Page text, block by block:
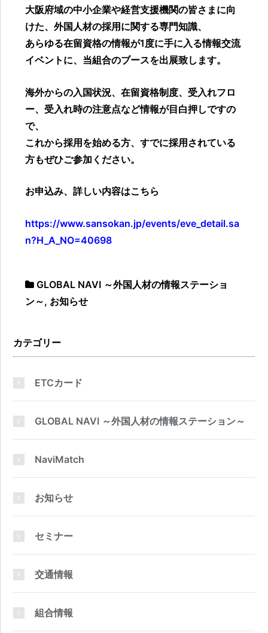
大阪府域の中小企業や経営支援機関の皆さまに向
けた、外国人材の採用に関する専門知識、
あらゆる在留資格の情報が1度に手に入る情報交流
イベントに、当組合のブースを出展致します。
海外からの入国状況、在留資格制度、受入れフロ
ー、受入れ時の注意点など情報が目白押しですの
で、
これから採用を始める方、すでに採用されている
方もぜひご参加ください。
お申込み、詳しい内容はこちら
https://www.sansokan.jp/events/eve_detail.sa
n?H_A_NO=40698
GLOBAL NAVI ～外国人材の情報ステーショ
ン～, お知らせ
カテゴリー
ETCカード
GLOBAL NAVI ～外国人材の情報ステーション～
NaviMatch
お知らせ
セミナー
交通情報
組合情報